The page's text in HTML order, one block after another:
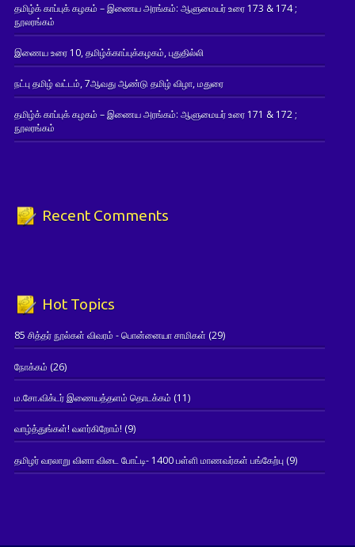
தமிழ்க் காப்புக் கழகம் – இணைய அரங்கம்: ஆளுமையர் உரை 173 & 174 ;
நூலரங்கம்
இணைய உரை 10, தமிழ்க்காப்புக்கழகம், புதுதில்லி
நட்பு தமிழ் வட்டம், 7ஆவது ஆண்டு தமிழ் விழா, மதுரை
தமிழ்க் காப்புக் கழகம் – இணைய அரங்கம்: ஆளுமையர் உரை 171 & 172 ;
நூலரங்கம்
Recent Comments
Hot Topics
85 சித்தர் நூல்கள் விவரம் - பொன்னையா சாமிகள் (29)
நோக்கம் (26)
ம.சோ.விக்டர் இணையத்தளம் தொடக்கம் (11)
வாழ்த்துங்கள்! வளர்கிறோம்! (9)
தமிழர் வரலாறு வினா விடை போட்டி- 1400 பள்ளி மாணவர்கள் பங்கேற்பு(9)